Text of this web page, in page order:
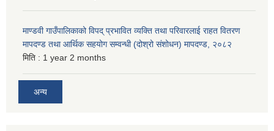
माण्डवी गाउँपालिकाको विपद् प्रभावित व्यक्ति तथा परिवारलाई राहत वितरण
मापदण्ड तथा आर्थिक सहयोग सम्वन्धी (दोश्रो संशोधन) मापदण्ड, २०८२
मिति : 1 year 2 months
अन्य